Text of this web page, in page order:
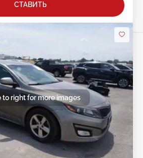
СТАВИТЬ
to right for more images